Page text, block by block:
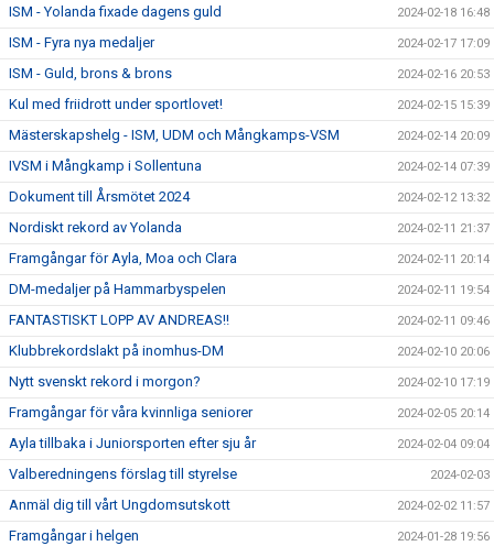
ISM - Yolanda fixade dagens guld 2024-02-18 16:48
ISM - Fyra nya medaljer 2024-02-17 17:09
ISM - Guld, brons & brons 2024-02-16 20:53
Kul med friidrott under sportlovet! 2024-02-15 15:39
Mästerskapshelg - ISM, UDM och Mångkamps-VSM 2024-02-14 20:09
IVSM i Mångkamp i Sollentuna 2024-02-14 07:39
Dokument till Årsmötet 2024 2024-02-12 13:32
Nordiskt rekord av Yolanda 2024-02-11 21:37
Framgångar för Ayla, Moa och Clara 2024-02-11 20:14
DM-medaljer på Hammarbyspelen 2024-02-11 19:54
FANTASTISKT LOPP AV ANDREAS!! 2024-02-11 09:46
Klubbrekordslakt på inomhus-DM 2024-02-10 20:06
Nytt svenskt rekord i morgon? 2024-02-10 17:19
Framgångar för våra kvinnliga seniorer 2024-02-05 20:14
Ayla tillbaka i Juniorsporten efter sju år 2024-02-04 09:04
Valberedningens förslag till styrelse 2024-02-03
Anmäl dig till vårt Ungdomsutskott 2024-02-02 11:57
Framgångar i helgen 2024-01-28 19:56